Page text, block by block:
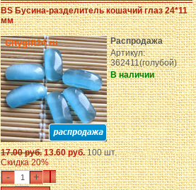
BS Бусина-разделитель кошачий глаз 24*11
мм
Распродажа
Артикул:
362411(голубой)
В наличии
17.00 руб.13.60 руб.100 шт.
Скидка 20%
- +